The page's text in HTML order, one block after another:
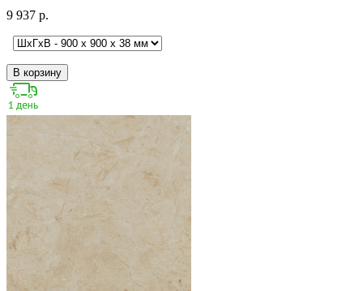
9 937 р.
В корзину